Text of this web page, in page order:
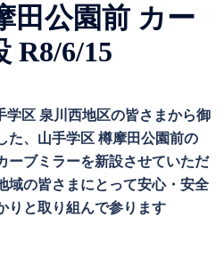
田公園前 カー
R8/6/15
学区 泉川西地区の皆さまから御
た、山手学区 樽摩田公園前の
ーブミラーを新設させていただ
域の皆さまにとって安心・安全
りと取り組んで参ります